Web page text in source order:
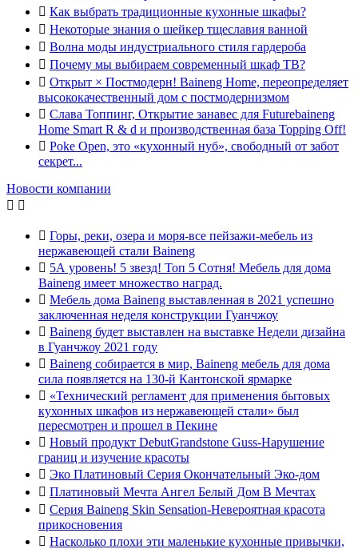
 Как выбрать традиционные кухонные шкафы?
 Некоторые знания о шейкер тщеславия ванной
 Волна моды индустриального стиля гардероба
 Почему мы выбираем современный шкаф ТВ?
 Открыт × Постмодерн! Baineng Home, переопределяет
высококачественный дом с постмодернизмом
 Слава Топпинг, Открытие занавес для Futurebaineng
Home Smart R & d и производственная база Topping Off!
 Poke Open, это «кухонный нуб», свободный от забот
секрет...
Новости компании
 
 Горы, реки, озера и моря-все пейзажи-мебель из
нержавеющей стали Baineng
 5А уровень! 5 звезд! Топ 5 Сотня! Мебель для дома
Baineng имеет множество наград.
 Мебель дома Baineng выставленная в 2021 успешно
заключенная неделя конструкции Гуанчжоу
 Baineng будет выставлен на выставке Недели дизайна
в Гуанчжоу 2021 году
 Baineng собирается в мир, Baineng мебель для дома
сила появляется на 130-й Кантонской ярмарке
 «Технический регламент для применения бытовых
кухонных шкафов из нержавеющей стали» был
пересмотрен и прошел в Пекине
 Новый продукт DebutGrandstone Guss-Нарушение
границ и изучение красоты
 Эко Платиновый Серия Окончательный Эко-дом
 Платиновый Мечта Ангел Белый Дом В Мечтах
 Серия Baineng Skin Sensation-Невероятная красота
прикосновения
 Насколько плохи эти маленькие кухонные привычки,